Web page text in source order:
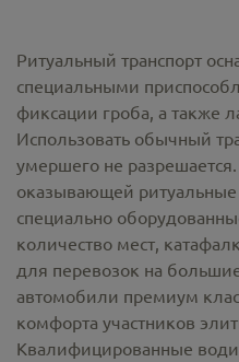
Ритуальный транспорт
специальными
фиксации гроба, а также
Использовать обычный
умершего не
оказывающей ритуальные
специально
количество мест,
для перевозок на
автомобили премиум
комфорта участников
Квалифицированные